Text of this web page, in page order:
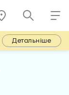
Детальніше